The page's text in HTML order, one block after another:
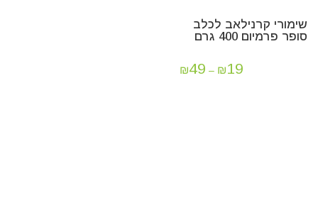
שימורי קרנילאב לכלב
סופר פרמיום 400 גרם
₪19
–
₪49